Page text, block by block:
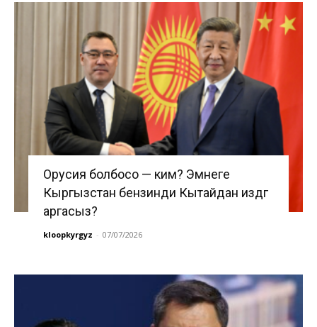
Орусия болбосо — ким? Эмнеге
Кыргызстан бензинди Кытайдан издөөгө
аргасыз?
kloopkyrgyz - 07/07/2026